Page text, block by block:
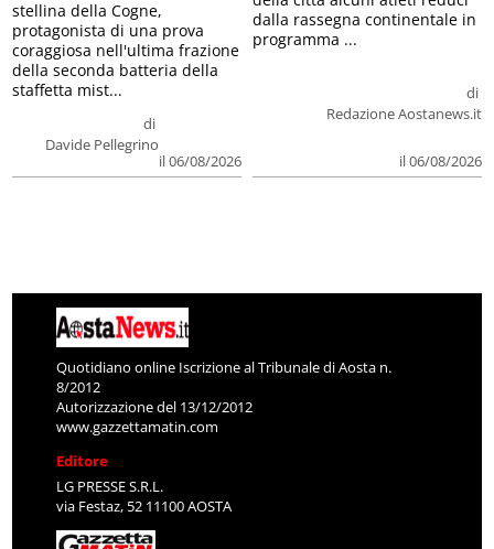
di
Davide Pellegrino
il 06/08/2026
stellina della Cogne,
protagonista di una prova
coraggiosa nell'ultima frazione
della seconda batteria della
staffetta mist...
di
Redazione Aostanews.it
il 06/08/2026
dalla rassegna continentale in
programma ...
Quotidiano online Iscrizione al Tribunale di Aosta n.
8/2012
Autorizzazione del 13/12/2012
www.gazzettamatin.com
Editore
LG PRESSE S.R.L.
via Festaz, 52 11100 AOSTA